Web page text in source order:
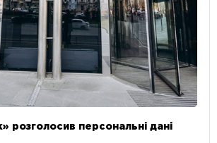
розголосив персональні дані